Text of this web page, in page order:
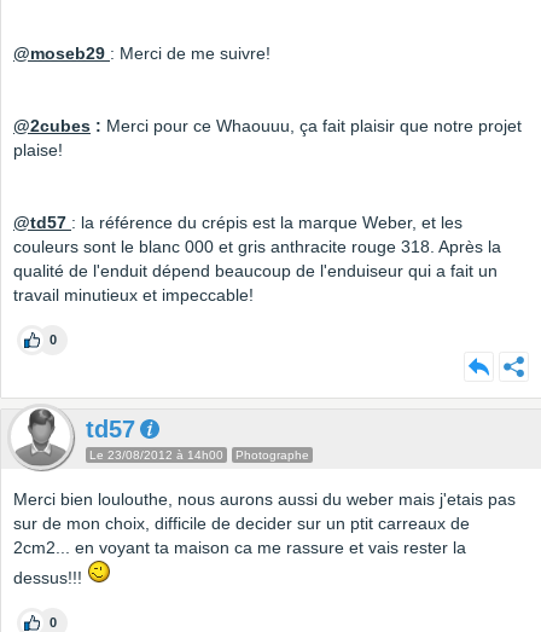
@moseb29 : Merci de me suivre!
@2cubes : Merci pour ce Whaouuu, ça fait plaisir que notre projet
plaise!
@td57 : la référence du crépis est la marque Weber, et les
couleurs sont le blanc 000 et gris anthracite rouge 318. Après la
qualité de l'enduit dépend beaucoup de l'enduiseur qui a fait un
travail minutieux et impeccable!
0
td57
Le 23/08/2012 à 14h00 Photographe
Merci bien loulouthe, nous aurons aussi du weber mais j'etais pas
sur de mon choix, difficile de decider sur un ptit carreaux de
2cm2... en voyant ta maison ca me rassure et vais rester la
dessus!!!
0